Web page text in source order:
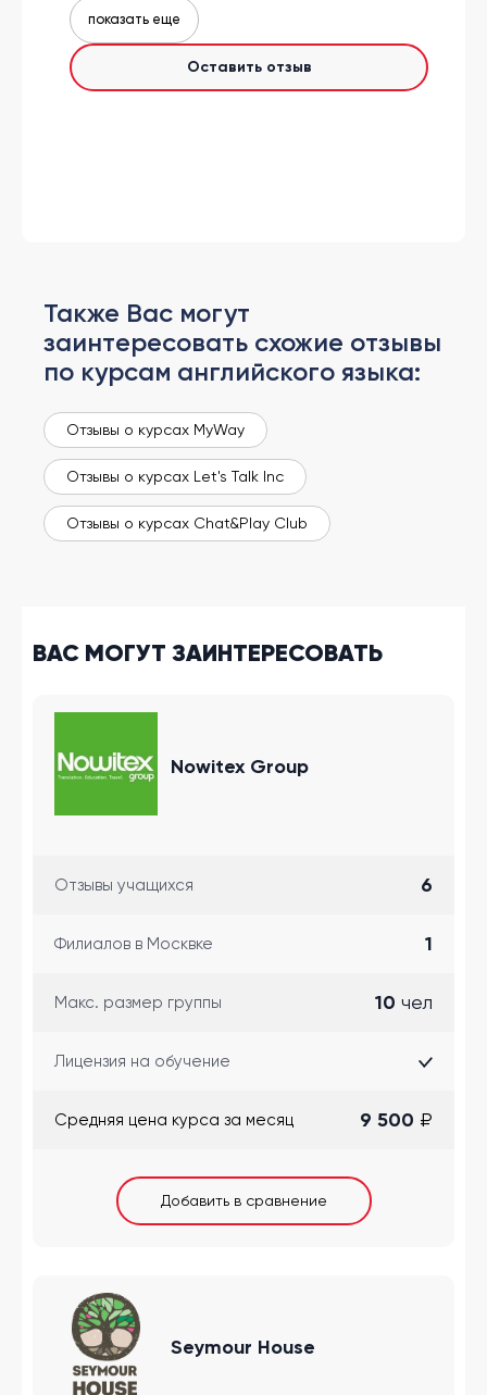
показать еще
Оставить отзыв
Также Вас могут
заинтересовать схожие отзывы
по курсам английского языка:
Отзывы о курсах MyWay
Отзывы о курсах Let's Talk Inc
Отзывы о курсах Chat&Play Club
ВАС МОГУТ ЗАИНТЕРЕСОВАТЬ
Nowitex Group
Отзывы учащихся 6
Филиалов в Москвке 1
Макс. размер группы 10 чел
Лицензия на обучение
Cредняя цена курса за месяц 9 500 ₽
Добавить в сравнение
Seymour House